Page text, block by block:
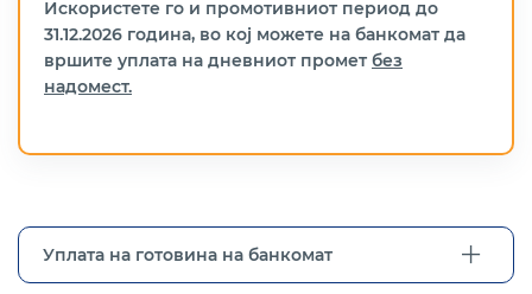
Искористете го и промотивниот период до
31.12.2026 година, во кој можете на банкомат да
вршите уплата на дневниот промет без
надомест.
Уплата на готовина на банкомат